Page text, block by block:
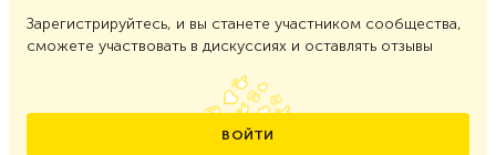
Зарегистрируйтесь, и вы станете участником сообщества,
сможете участвовать в дискуссиях и оставлять отзывы
ВОЙТИ